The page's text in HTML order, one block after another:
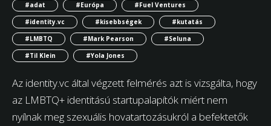
#adat #Európa
#Fuel Ventures
#identity.vc
#kisebbségek
#kutatás
#LMBTQ
#Mark Pearson
#Seluna
#Til Klein
#Yola Jones
Az identity.vc által végzett felmérés azt is vizsgálta, hogy
az LMBTQ+ identitású startupalapítók miért nem
nyílnak meg szexuális hovatartozásukról a befektetők